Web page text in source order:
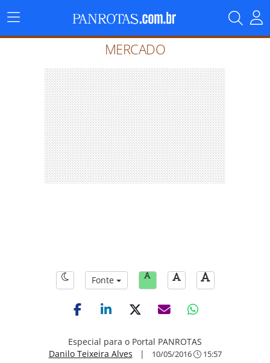
Menu
Principal
MERCADO
Fonte
Especial para o Portal PANROTAS
Danilo Teixeira Alves | 10/05/2016 15:57